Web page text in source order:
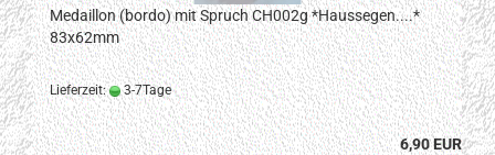
Medaillon (bordo) mit Spruch CH002g *Haussegen....*
83x62mm
Lieferzeit: 3-7Tage
6,90 EUR